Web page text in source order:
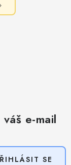
e-mail
SE